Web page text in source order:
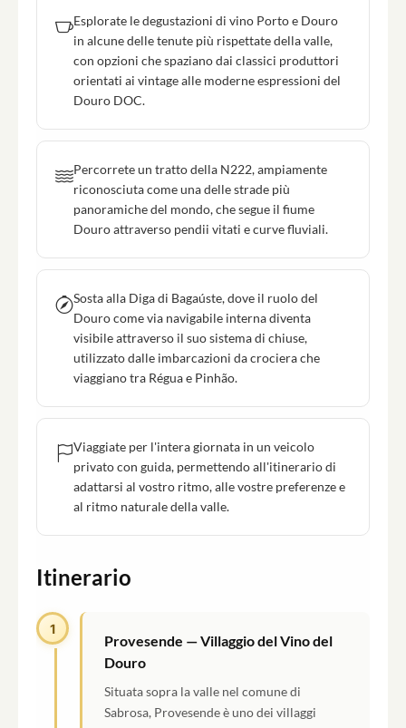
Esplorate le degustazioni di vino Porto e Douro
in alcune delle tenute più rispettate della valle,
con opzioni che spaziano dai classici produttori
orientati ai vintage alle moderne espressioni del
Douro DOC.
Percorrete un tratto della N222, ampiamente
riconosciuta come una delle strade più
panoramiche del mondo, che segue il fiume
Douro attraverso pendii vitati e curve fluviali.
Sosta alla Diga di Bagaúste, dove il ruolo del
Douro come via navigabile interna diventa
visibile attraverso il suo sistema di chiuse,
utilizzato dalle imbarcazioni da crociera che
viaggiano tra Régua e Pinhão.
Viaggiate per l'intera giornata in un veicolo
privato con guida, permettendo all'itinerario di
adattarsi al vostro ritmo, alle vostre preferenze e
al ritmo naturale della valle.
Itinerario
1
Provesende — Villaggio del Vino del
Douro
Situata sopra la valle nel comune di
Sabrosa, Provesende è uno dei villaggi